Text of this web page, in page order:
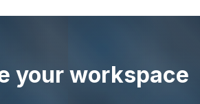
your workspace